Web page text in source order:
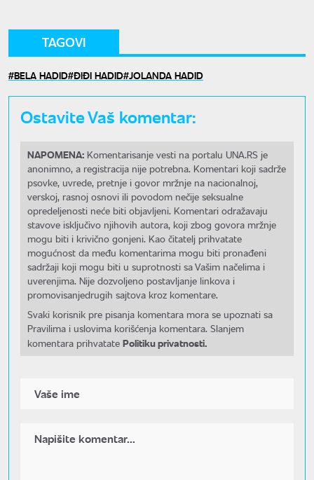
TAGOVI
BELA HADID ĐIĐI HADID JOLANDA HADID
Ostavite Vaš komentar:
NAPOMENA: Komentarisanje vesti na portalu UNA.RS je
anonimno, a registracija nije potrebna. Komentari koji sadrže
psovke, uvrede, pretnje i govor mržnje na nacionalnoj,
verskoj, rasnoj osnovi ili povodom nečije seksualne
opredeljenosti neće biti objavljeni. Komentari odražavaju
stavove isključivo njihovih autora, koji zbog govora mržnje
mogu biti i krivično gonjeni. Kao čitatelj prihvatate
mogućnost da među komentarima mogu biti pronađeni
sadržaji koji mogu biti u suprotnosti sa Vašim načelima i
uverenjima. Nije dozvoljeno postavljanje linkova i
promovisanjedrugih sajtova kroz komentare.
Svaki korisnik pre pisanja komentara mora se upoznati sa
Pravilima i uslovima korišćenja komentara. Slanjem
komentara prihvatate Politiku privatnosti.